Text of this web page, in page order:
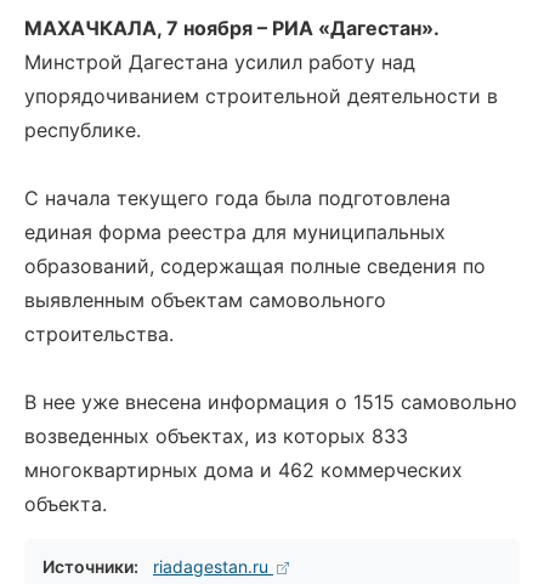
МАХАЧКАЛА, 7 ноября – РИА «Дагестан».
Минстрой Дагестана усилил работу над
упорядочиванием строительной деятельности в
республике.
С начала текущего года была подготовлена
единая форма реестра для муниципальных
образований, содержащая полные сведения по
выявленным объектам самовольного
строительства.
В нее уже внесена информация о 1515 самовольно
возведенных объектах, из которых 833
многоквартирных дома и 462 коммерческих
объекта.
Источники: riadagestan.ru